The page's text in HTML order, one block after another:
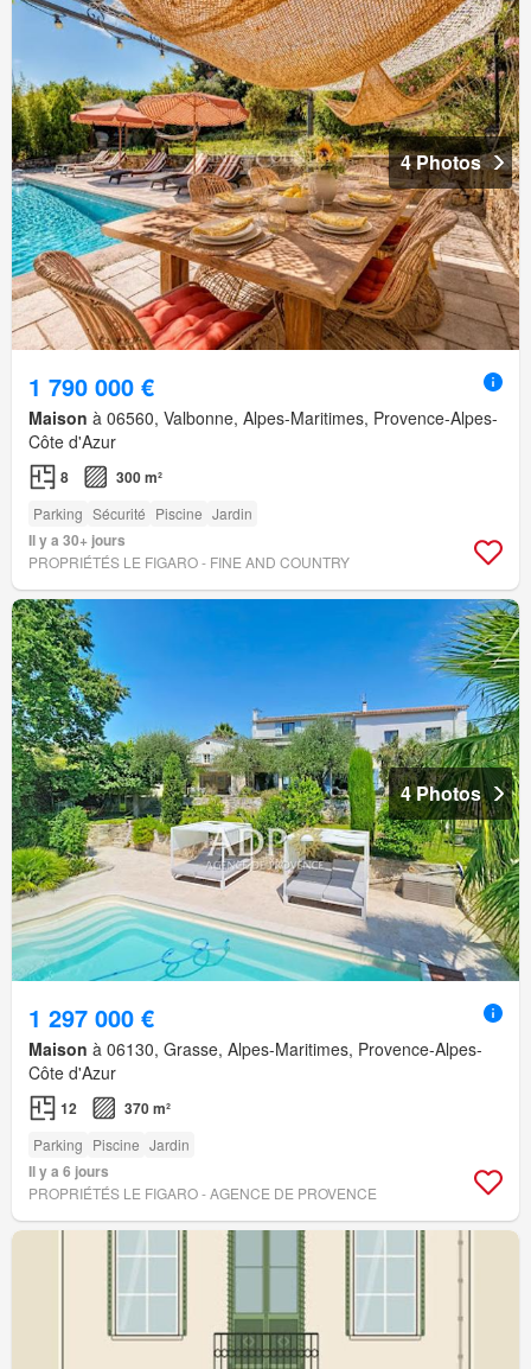
4 Photos
1 790 000 €
Maison à 06560, Valbonne, Alpes-Maritimes, Provence-Alpes-
Côte d'Azur
8 300 m²
Parking Sécurité Piscine Jardin
Il y a 30+ jours
PROPRIÉTÉS LE FIGARO - FINE AND COUNTRY
4 Photos
1 297 000 €
Maison à 06130, Grasse, Alpes-Maritimes, Provence-Alpes-
Côte d'Azur
12 370 m²
Parking Piscine Jardin
Il y a 6 jours
PROPRIÉTÉS LE FIGARO - AGENCE DE PROVENCE